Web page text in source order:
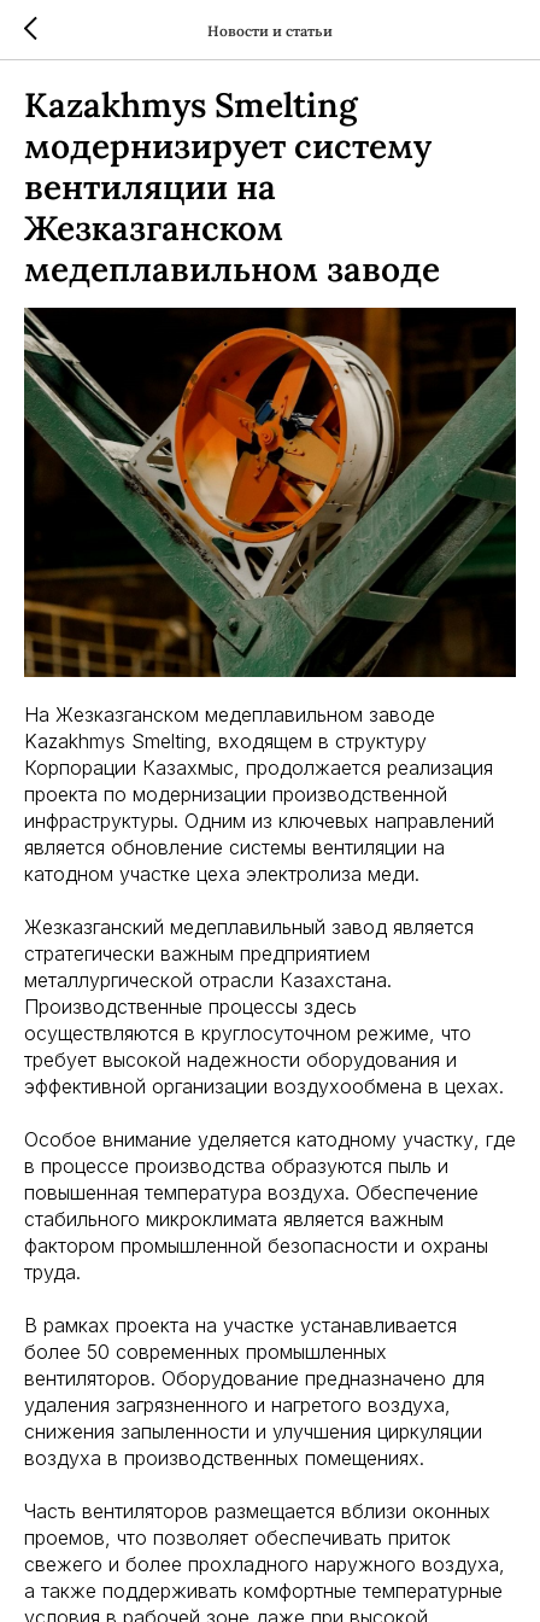
Новости и статьи
Kazakhmys Smelting
модернизирует систему
вентиляции на
Жезказганском
медеплавильном заводе
На Жезказганском медеплавильном заводе
Kazakhmys Smelting, входящем в структуру
Корпорации Казахмыс, продолжается реализация
проекта по модернизации производственной
инфраструктуры. Одним из ключевых направлений
является обновление системы вентиляции на
катодном участке цеха электролиза меди.
Жезказганский медеплавильный завод является
стратегически важным предприятием
металлургической отрасли Казахстана.
Производственные процессы здесь
осуществляются в круглосуточном режиме, что
требует высокой надежности оборудования и
эффективной организации воздухообмена в цехах.
Особое внимание уделяется катодному участку, где
в процессе производства образуются пыль и
повышенная температура воздуха. Обеспечение
стабильного микроклимата является важным
фактором промышленной безопасности и охраны
труда.
В рамках проекта на участке устанавливается
более 50 современных промышленных
вентиляторов. Оборудование предназначено для
удаления загрязненного и нагретого воздуха,
снижения запыленности и улучшения циркуляции
воздуха в производственных помещениях.
Часть вентиляторов размещается вблизи оконных
проемов, что позволяет обеспечивать приток
свежего и более прохладного наружного воздуха,
а также поддерживать комфортные температурные